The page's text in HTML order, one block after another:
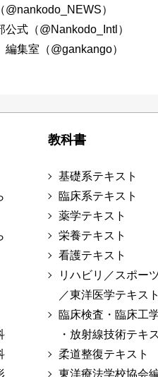
@nankodo_NEWS）
公式（@Nankodo_Intl）
編集室（@gankango）
教科書
基礎系テキスト
臨床系テキスト
薬学テキスト
栄養テキスト
看護テキスト
リハビリ／スポー
／東洋医学テキスト
臨床検査・臨床工
・放射線技術テキ
柔道整復テキスト
東洋療法学校協会